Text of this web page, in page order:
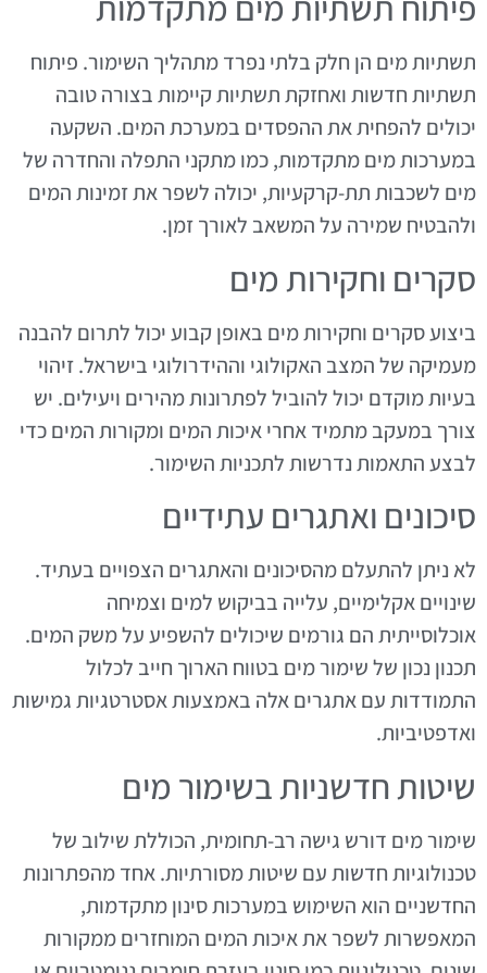
תשתיות מים הן חלק בלתי נפרד מתהליך השימור. פיתוח
תשתיות חדשות ואחזקת תשתיות קיימות בצורה טובה
יכולים להפחית את ההפסדים במערכת המים. השקעה
במערכות מים מתקדמות, כמו מתקני התפלה והחדרה של
מים לשכבות תת-קרקעיות, יכולה לשפר את זמינות המים
ולהבטיח שמירה על המשאב לאורך זמן.
סקרים וחקירות מים
ביצוע סקרים וחקירות מים באופן קבוע יכול לתרום להבנה
מעמיקה של המצב האקולוגי וההידרולוגי בישראל. זיהוי
בעיות מוקדם יכול להוביל לפתרונות מהירים ויעילים. יש
צורך במעקב מתמיד אחרי איכות המים ומקורות המים כדי
לבצע התאמות נדרשות לתכניות השימור.
סיכונים ואתגרים עתידיים
לא ניתן להתעלם מהסיכונים והאתגרים הצפויים בעתיד.
שינויים אקלימיים, עלייה בביקוש למים וצמיחה
אוכלוסייתית הם גורמים שיכולים להשפיע על משק המים.
תכנון נכון של שימור מים בטווח הארוך חייב לכלול
התמודדות עם אתגרים אלה באמצעות אסטרטגיות גמישות
ואדפטיביות.
שיטות חדשניות בשימור מים
שימור מים דורש גישה רב-תחומית, הכוללת שילוב של
טכנולוגיות חדשות עם שיטות מסורתיות. אחד מהפתרונות
החדשניים הוא השימוש במערכות סינון מתקדמות,
המאפשרות לשפר את איכות המים המוחזרים ממקורות